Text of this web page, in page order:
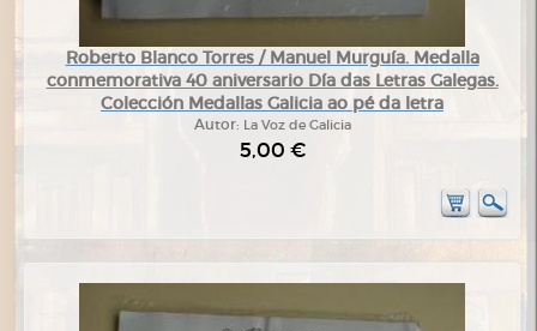
Roberto Blanco Torres / Manuel Murguía. Medalla
conmemorativa 40 aniversario Día das Letras Galegas.
Colección Medallas Galicia ao pé da letra
Autor: La Voz de Galicia
5,00 €